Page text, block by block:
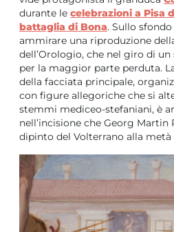
durante le celebrazioni a Pisa
battaglia di Bona. Sullo
ammirare una riproduzione
dell’Orologio, che nel giro di
per la maggior parte perduta.
della facciata principale,
con figure allegoriche che si
stemmi mediceo-stefaniani, è
nell’incisione che Georg Martin
dipinto del Volterrano alla metà